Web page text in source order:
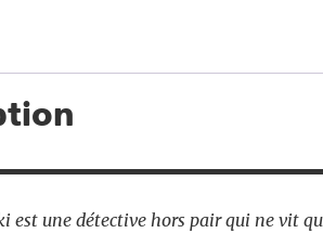
est une détective hors pair qui ne vit